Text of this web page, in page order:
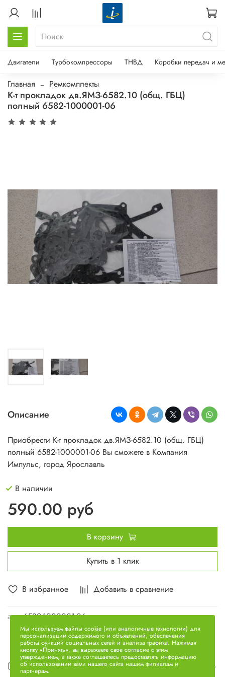
Двигатели Турбокомпрессоры ТНВД Коробки передач и
Главная Ремкомплекты
К-т прокладок дв.ЯМЗ-6582.10 (общ. ГБЦ)
полный 6582-1000001-06
В избранное Добавить в сравнение
арт.6582-1000001-06
Описание
Приобрести К-т прокладок дв.ЯМЗ-6582.10 (общ. ГБЦ)
полный 6582-1000001-06 Вы сможете в Компания
Импульс, город Ярославль
В наличии
590.00 руб
В корзину
Купить в 1 клик
Описание
Мы используем файлы cookie (или аналогичные технологии) для
персонализации содержимого и объявлений, обеспечения
работы функций социальных сетей и анализа трафика. Нажимая
кнопку «Принять», вы выражаете свое согласие с этим
утверждением, а также соглашаетесь предоставлять информацию
об использовании вами нашего сайта нашим филиалам и
партнерам.